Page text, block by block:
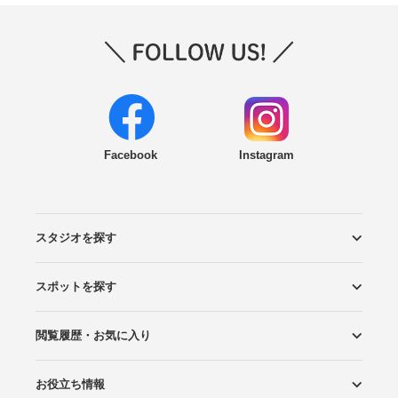
Facebook Instagram
スタジオを探す
エリアから探す
こだわりから探す
NEW PHOTO STYLE
プランから探す
フォトタイプ診断
フォトグラファーから探す
国内リゾートから探す
スポットを探す
ロケーションから探す
スタジオから探す
閲覧履歴・お気に入り
閲覧スタジオ
お気に入り
お役立ち情報